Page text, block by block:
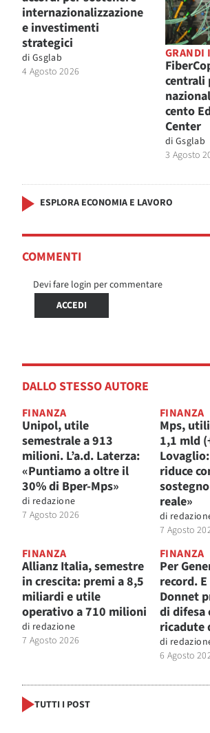
internazionalizzazione
e investimenti
strategici
di Gsglab
4 Agosto 2026
GRANDI
centrali
cento
Center
di Gsglab
3 Agosto
ESPLORA ECONOMIA E LAVORO
COMMENTI
Devi fare login per commentare
ACCEDI
DALLO STESSO AUTORE
FINANZA
Unipol, utile
semestrale a 913
milioni. L’a.d. Laterza:
«Puntiamo a oltre il
30% di Bper-Mps»
di redazione
7 Agosto 2026
FINANZA
Mps,
1,1 mld
riduce
reale»
di
7 Agosto
FINANZA
Allianz Italia, semestre
in crescita: premi a 8,5
miliardi e utile
operativo a 710 milioni
di redazione
7 Agosto 2026
FINANZA
Per
record.
Donnet
di difesa
ricadute
di
6 Agosto
TUTTI I POST